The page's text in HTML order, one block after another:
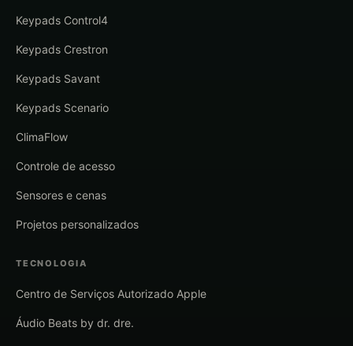
Keypads Control4
Keypads Crestron
Keypads Savant
Keypads Scenario
ClimaFlow
Controle de acesso
Sensores e cenas
Projetos personalizados
TECNOLOGIA
Centro de Serviços Autorizado Apple
Áudio Beats by dr. dre.